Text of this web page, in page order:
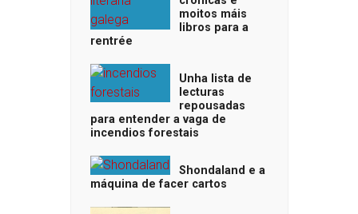
moitos máis
libros para a
rentrée
Unha lista de
lecturas
repousadas
para entender a vaga de
incendios forestais
Shondaland e a
máquina de facer cartos